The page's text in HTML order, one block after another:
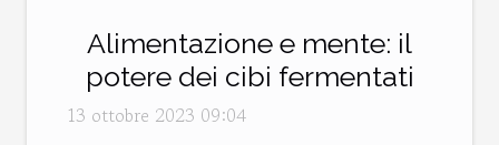
Alimentazione e mente: il
potere dei cibi fermentati
13 ottobre 2023 09:04